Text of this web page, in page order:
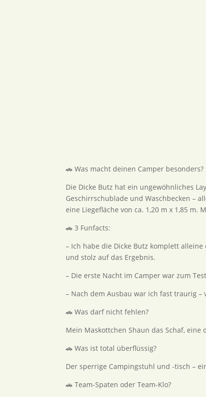
🚗 Was macht deinen Camper besonders?
Die Dicke Butz hat ein ungewöhnliches
Geschirrschublade und Waschbecken –
eine Liegefläche von ca. 1,20 m x 1,85
🚗 3 Funfacts:
– Ich habe die Dicke Butz komplett
und stolz auf das Ergebnis.
– Die erste Nacht im Camper war zum
– Nach dem Ausbau war ich fast traurig
🚗 Was darf nicht fehlen?
Mein Maskottchen Shaun das Schaf, eine
🚗 Was ist total überflüssig?
Der sperrige Campingstuhl und -tisch –
🚗 Team-Spaten oder Team-Klo?